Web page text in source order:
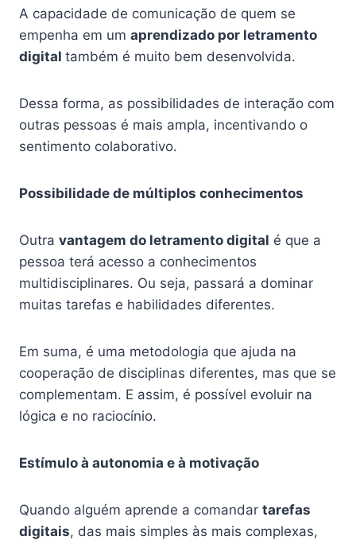
A capacidade de comunicação de quem se
empenha em um aprendizado por letramento
digital também é muito bem desenvolvida.
Dessa forma, as possibilidades de interação com
outras pessoas é mais ampla, incentivando o
sentimento colaborativo.
Possibilidade de múltiplos conhecimentos
Outra vantagem do letramento digital é que a
pessoa terá acesso a conhecimentos
multidisciplinares. Ou seja, passará a dominar
muitas tarefas e habilidades diferentes.
Em suma, é uma metodologia que ajuda na
cooperação de disciplinas diferentes, mas que se
complementam. E assim, é possível evoluir na
lógica e no raciocínio.
Estímulo à autonomia e à motivação
Quando alguém aprende a comandar tarefas
digitais, das mais simples às mais complexas,